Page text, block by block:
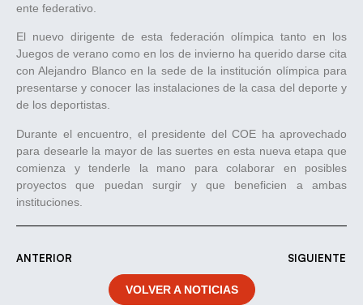
ente federativo.
El nuevo dirigente de esta federación olímpica tanto en los
Juegos de verano como en los de invierno ha querido darse cita
con Alejandro Blanco en la sede de la institución olímpica para
presentarse y conocer las instalaciones de la casa del deporte y
de los deportistas.
Durante el encuentro, el presidente del COE ha aprovechado
para desearle la mayor de las suertes en esta nueva etapa que
comienza y tenderle la mano para colaborar en posibles
proyectos que puedan surgir y que beneficien a ambas
instituciones.
ANTERIOR SIGUIENTE
VOLVER A NOTICIAS